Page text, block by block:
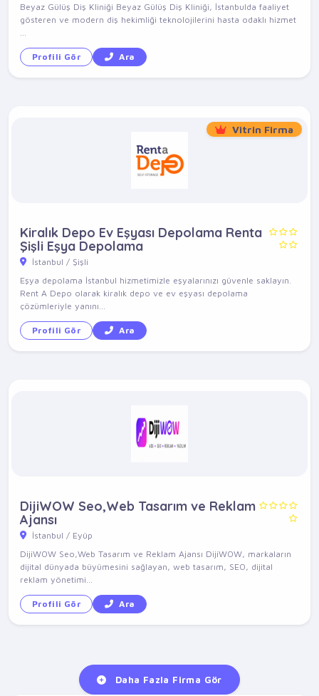
Beyaz Gülüş Diş Kliniği Beyaz Gülüş Diş Kliniği, İstanbulda faaliyet
gösteren ve modern diş hekimliği teknolojilerini hasta odaklı hizmet
...
Profili Gör Ara
Vitrin Firma
Kiralık Depo Ev Eşyası Depolama Renta
Şişli Eşya Depolama
İstanbul / Şişli
Eşya depolama İstanbul hizmetimizle eşyalarınızı güvenle saklayın.
Rent A Depo olarak kiralık depo ve ev eşyası depolama
çözümleriyle yanını...
Profili Gör Ara
DijiWOW Seo,Web Tasarım ve Reklam
Ajansı
İstanbul / Eyüp
DijiWOW Seo,Web Tasarım ve Reklam Ajansı DijiWOW, markaların
dijital dünyada büyümesini sağlayan, web tasarım, SEO, dijital
reklam yönetimi...
Profili Gör Ara
Daha Fazla Firma Gör